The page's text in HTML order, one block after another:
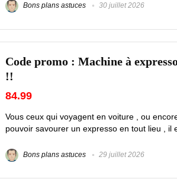
Bons plans astuces 30 juillet 2026
Code promo : Machine à
!!
84.99
Vous ceux qui voyagent en voiture , ou
pouvoir savourer un expresso en tout lieu , il
Bons plans astuces 29 juillet 2026